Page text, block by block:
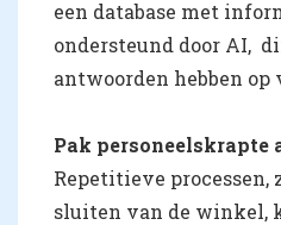
een database met
ondersteund door AI,
antwoorden hebben
Pak personeelskrapte
Repetitieve processen,
sluiten van de winkel,